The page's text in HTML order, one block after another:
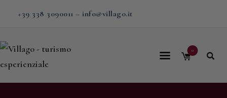
+39 338 3090011 – info@villago.it
0
Home